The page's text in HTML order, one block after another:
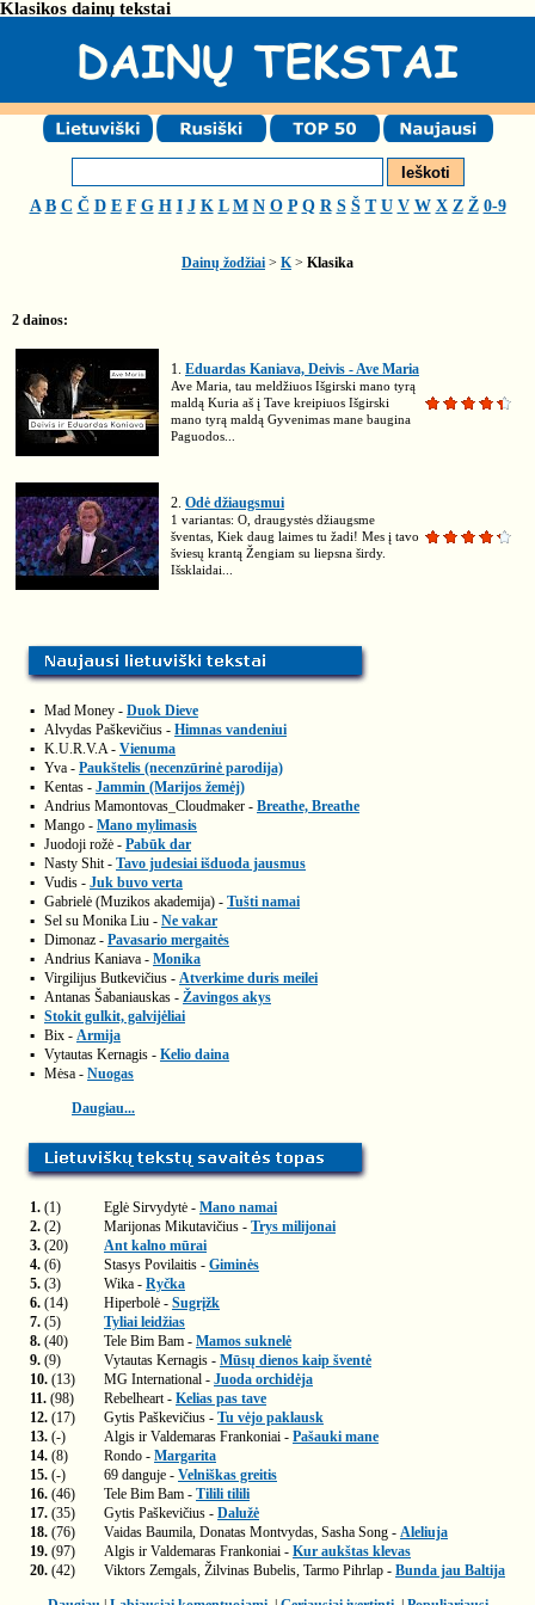
Klasikos dainų tekstai
A B C Č D E F G H I J K L M N O P Q R S Š T U V W X Z Ž 0-9
Dainų žodžiai > K> Klasika
2 dainos:
1. Eduardas Kaniava, Deivis - Ave Maria
Ave Maria, tau meldžiuos Išgirski mano tyrą
maldą Kuria aš į Tave kreipiuos Išgirski
mano tyrą maldą Gyvenimas mane baugina
Paguodos...
2. Odė džiaugsmui
1 variantas: O, draugystės džiaugsme
šventas, Kiek daug laimes tu žadi! Mes į tavo
šviesų krantą Žengiam su liepsna širdy.
Išsklaidai...
▪ Mad Money - Duok Dieve
▪ Alvydas Paškevičius - Himnas vandeniui
▪ K.U.R.V.A - Vienuma
▪ Yva - Paukštelis (necenzūrinė parodija)
▪ Kentas - Jammin (Marijos žemėj)
▪ Andrius Mamontovas_Cloudmaker - Breathe, Breathe
▪ Mango - Mano mylimasis
▪ Juodoji rožė - Pabūk dar
▪ Nasty Shit - Tavo judesiai išduoda jausmus
▪ Vudis - Juk buvo verta
▪ Gabrielė (Muzikos akademija) - Tušti namai
▪ Sel su Monika Liu - Ne vakar
▪ Dimonaz - Pavasario mergaitės
▪ Andrius Kaniava - Monika
▪ Virgilijus Butkevičius - Atverkime duris meilei
▪ Antanas Šabaniauskas - Žavingos akys
▪ Stokit gulkit, galvijėliai
▪ Bix - Armija
▪ Vytautas Kernagis - Kelio daina
▪ Mėsa - Nuogas
Daugiau...
1. (1) Eglė Sirvydytė - Mano namai
2. (2) Marijonas Mikutavičius - Trys milijonai
3. (20)
Ant kalno mūrai
4. (6) Stasys Povilaitis - Giminės
5. (3) Wika - Ryčka
6. (14) Hiperbolė - Sugrįžk
7. (5)
Tyliai leidžias
8. (40) Tele Bim Bam - Mamos suknelė
9. (9) Vytautas Kernagis - Mūsų dienos kaip šventė
10. (13) MG International - Juoda orchidėja
11. (98) Rebelheart - Kelias pas tave
12. (17) Gytis Paškevičius - Tu vėjo paklausk
13. (-) Algis ir Valdemaras Frankoniai - Pašauki mane
14. (8) Rondo - Margarita
15. (-) 69 danguje - Velniškas greitis
16. (46) Tele Bim Bam - Tilili tilili
17. (35) Gytis Paškevičius - Dalužė
18. (76) Vaidas Baumila, Donatas Montvydas, Sasha Song - Aleliuja
19. (97) Algis ir Valdemaras Frankoniai - Kur aukštas klevas
20. (42) Viktors Zemgals, Žilvinas Bubelis, Tarmo Pihrlap - Bunda jau Baltija